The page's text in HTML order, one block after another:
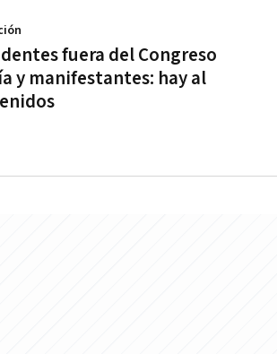
fuera del Congreso
y manifestantes: hay al